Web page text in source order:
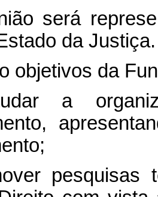
será
da Justiça.
objetivos da
a
pesquisas